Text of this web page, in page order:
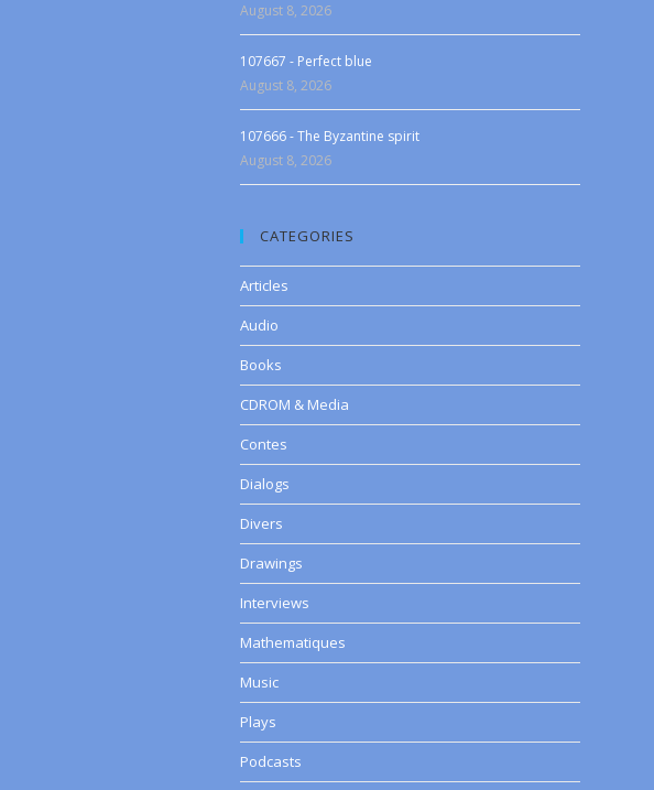
August 8, 2026
107667 - Perfect blue
August 8, 2026
107666 - The Byzantine spirit
August 8, 2026
CATEGORIES
Articles
Audio
Books
CDROM & Media
Contes
Dialogs
Divers
Drawings
Interviews
Mathematiques
Music
Plays
Podcasts